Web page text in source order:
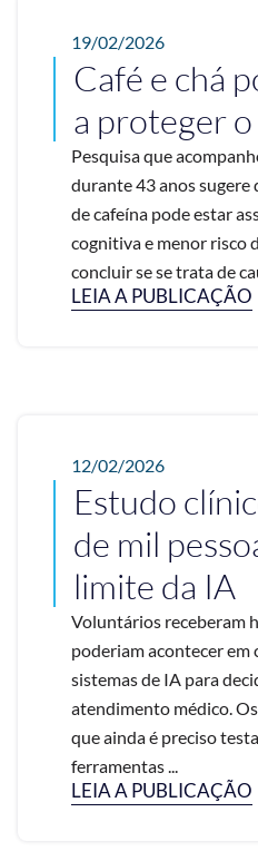
19/02/2026
Café e chá
a proteger
Pesquisa que
durante 43 anos
de cafeína pode estar
cognitiva e menor risco
concluir se se trata de
LEIA A PUBLICAÇÃO
12/02/2026
Estudo
de mil
limite da IA
Voluntários receberam
poderiam acontecer em
sistemas de IA para
atendimento médico.
que ainda é preciso
ferramentas ...
LEIA A PUBLICAÇÃO